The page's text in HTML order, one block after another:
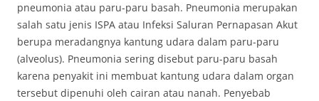
pneumonia atau paru-paru basah. Pneumonia merupakan
salah satu jenis ISPA atau Infeksi Saluran Pernapasan Akut
berupa meradangnya kantung udara dalam paru-paru
(alveolus). Pneumonia sering disebut paru-paru basah
karena penyakit ini membuat kantung udara dalam organ
tersebut dipenuhi oleh cairan atau nanah. Penyebab